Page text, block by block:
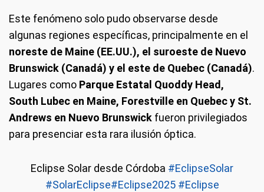
Este fenómeno solo pudo observarse desde
algunas regiones específicas, principalmente en el
noreste de Maine (EE.UU.), el suroeste de Nuevo
Brunswick (Canadá) y el este de Quebec (Canadá).
Lugares como Parque Estatal Quoddy Head,
South Lubec en Maine, Forestville en Quebec y St.
Andrews en Nuevo Brunswick fueron privilegiados
para presenciar esta rara ilusión óptica.
Eclipse Solar desde Córdoba #EclipseSolar
#SolarEclipse#Eclipse2025 #Eclipse